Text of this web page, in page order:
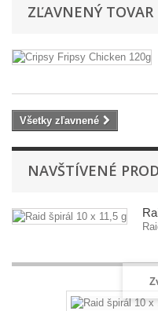
ZĽAVNENÝ TOVAR
Všetky zľavnené
NAVŠTÍVENÉ